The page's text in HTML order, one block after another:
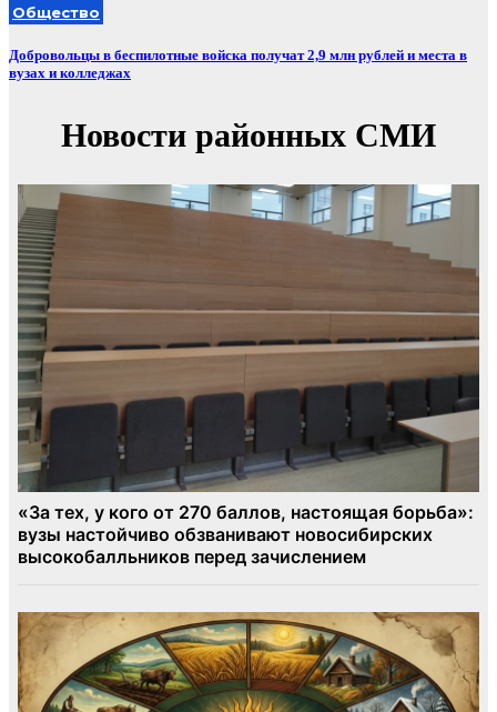
Общество
Добровольцы в беспилотные войска получат 2,9 млн рублей и места в
вузах и колледжах